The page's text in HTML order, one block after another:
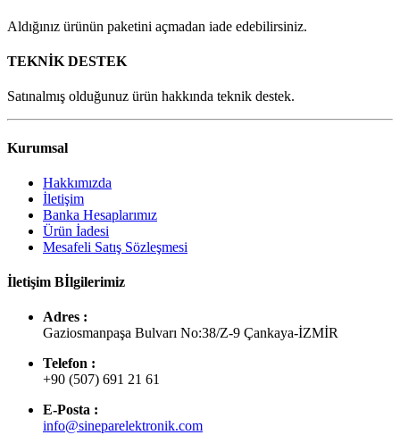
Aldığınız ürünün paketini açmadan iade edebilirsiniz.
TEKNİK DESTEK
Satınalmış olduğunuz ürün hakkında teknik destek.
Kurumsal
Hakkımızda
İletişim
Banka Hesaplarımız
Ürün İadesi
Mesafeli Satış Sözleşmesi
İletişim Bİlgilerimiz
Adres :
Gaziosmanpaşa Bulvarı No:38/Z-9 Çankaya-İZMİR
Telefon :
+90 (507) 691 21 61
E-Posta :
info@sineparelektronik.com